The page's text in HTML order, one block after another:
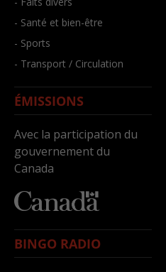
- Santé et bien-être
- Sports
- Transport / Circulation
ÉMISSIONS
Avec la participation du
gouvernement du
Canada
BINGO RADIO